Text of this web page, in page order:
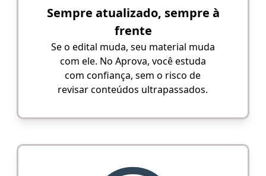
Sempre atualizado, sempre à
frente
Se o edital muda, seu material muda
com ele. No Aprova, você estuda
com confiança, sem o risco de
revisar conteúdos ultrapassados.